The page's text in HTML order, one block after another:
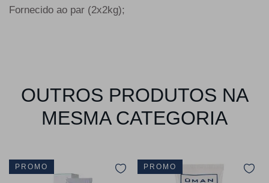
Fornecido ao par (2x2kg);
OUTROS PRODUTOS NA
MESMA CATEGORIA
PROMO PROMO